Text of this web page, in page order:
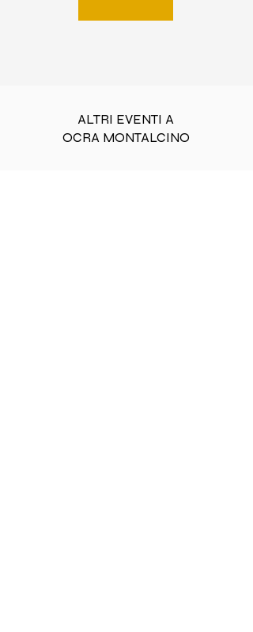
ALTRI EVENTI A
OCRA MONTALCINO